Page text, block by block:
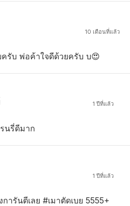
10 เดือนที่แล้ว
ครับ พ่อค้าใจดีด้วยครับ บ😍
1 ปีที่แล้ว
นรี่ดีมาก
1 ปีที่แล้ว
ารันตีเลย #เมาตัดเบย 5555+